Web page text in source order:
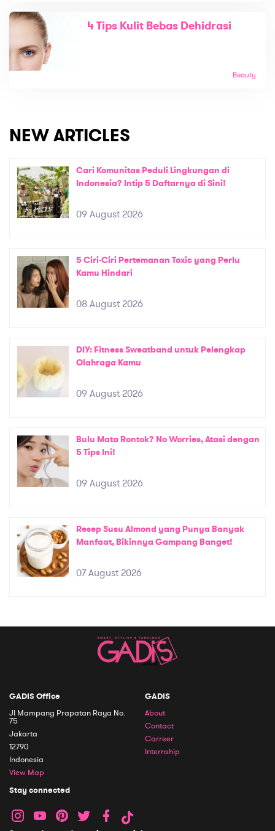
4 Tips Kulit Bebas Dehidrasi
Beauty
NEW ARTICLES
Cari Komunitas Peduli Lingkungan di
Indonesia? Intip 5 Daftarnya di Sini!
09 August 2026
5 Ciri-Ciri Pertemanan Toxic yang Perlu
Kamu Hindari
08 August 2026
DIY: Fitness Sweatband untuk Pelengkap
Olahraga Kamu
09 August 2026
Bulu Mata Rontok? No Worries, Atasi dengan
5 Tips Ini!
09 August 2026
Resep Susu Almond yang Punya Banyak
Manfaat, Bikinnya Gampang Banget!
07 August 2026
GADIS Office
Jl Mampang Prapatan Raya No.
75
Jakarta
12790
Indonesia
View Map
GADIS
About
Contact
Carreer
Internship
Stay connected